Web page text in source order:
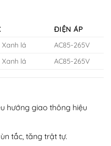
ĐIỆN ÁP
lá
AC85-265V
lá AC85-265V
hướng giao thông hiệu
tắc, tăng trật tự.